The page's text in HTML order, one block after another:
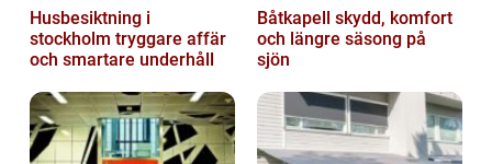
Husbesiktning i
stockholm tryggare affär
och smartare underhåll
Båtkapell skydd, komfort
och längre säsong på
sjön